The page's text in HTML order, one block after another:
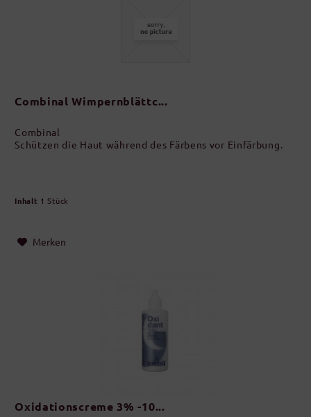
Combinal Wimpernblättc...
Combinal
Schützen die Haut während des Färbens vor Einfärbung.
Inhalt 1 Stück
Merken
Oxidationscreme 3% -10...